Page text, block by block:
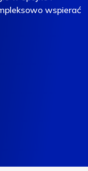
wspierać
wspierać
wspierać